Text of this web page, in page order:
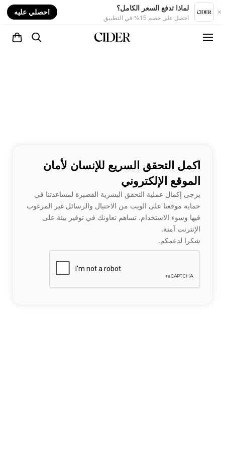
لماذا تدفع السعر الكامل؟
احصل على خصم 15% في التطبيق
احصلي عليه
اكمل التحقق السريع للإنسان لأمان
الموقع الإلكتروني
يرجى إكمال عملية التحقق البشرية القصيرة لمساعدتنا في
حماية موقعنا على الويب من الاحتيال والرسائل غير المرغوب
فيها وسوء الاستخدام. تساهم تعاونك في توفير بيئة على
الإنترنت آمنة.
شكرا لدعمكم.